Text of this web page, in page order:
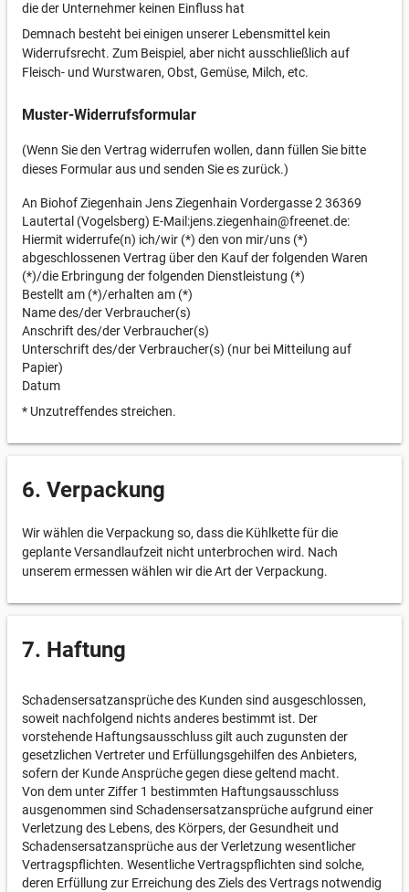
die der Unternehmer keinen Einfluss hat
Demnach besteht bei einigen unserer Lebensmittel kein
Widerrufsrecht. Zum Beispiel, aber nicht ausschließlich auf
Fleisch- und Wurstwaren, Obst, Gemüse, Milch, etc.
Muster-Widerrufsformular
(Wenn Sie den Vertrag widerrufen wollen, dann füllen Sie bitte
dieses Formular aus und senden Sie es zurück.)
An Biohof Ziegenhain Jens Ziegenhain Vordergasse 2 36369
Lautertal (Vogelsberg) E-Mail:jens.ziegenhain@freenet.de:
Hiermit widerrufe(n) ich/wir (*) den von mir/uns (*)
abgeschlossenen Vertrag über den Kauf der folgenden Waren
(*)/die Erbringung der folgenden Dienstleistung (*)
Bestellt am (*)/erhalten am (*)
Name des/der Verbraucher(s)
Anschrift des/der Verbraucher(s)
Unterschrift des/der Verbraucher(s) (nur bei Mitteilung auf
Papier)
Datum
* Unzutreffendes streichen.
6. Verpackung
Wir wählen die Verpackung so, dass die Kühlkette für die
geplante Versandlaufzeit nicht unterbrochen wird. Nach
unserem ermessen wählen wir die Art der Verpackung.
7. Haftung
Schadensersatzansprüche des Kunden sind ausgeschlossen,
soweit nachfolgend nichts anderes bestimmt ist. Der
vorstehende Haftungsausschluss gilt auch zugunsten der
gesetzlichen Vertreter und Erfüllungsgehilfen des Anbieters,
sofern der Kunde Ansprüche gegen diese geltend macht.
Von dem unter Ziffer 1 bestimmten Haftungsausschluss
ausgenommen sind Schadensersatzansprüche aufgrund einer
Verletzung des Lebens, des Körpers, der Gesundheit und
Schadensersatzansprüche aus der Verletzung wesentlicher
Vertragspflichten. Wesentliche Vertragspflichten sind solche,
deren Erfüllung zur Erreichung des Ziels des Vertrags notwendig